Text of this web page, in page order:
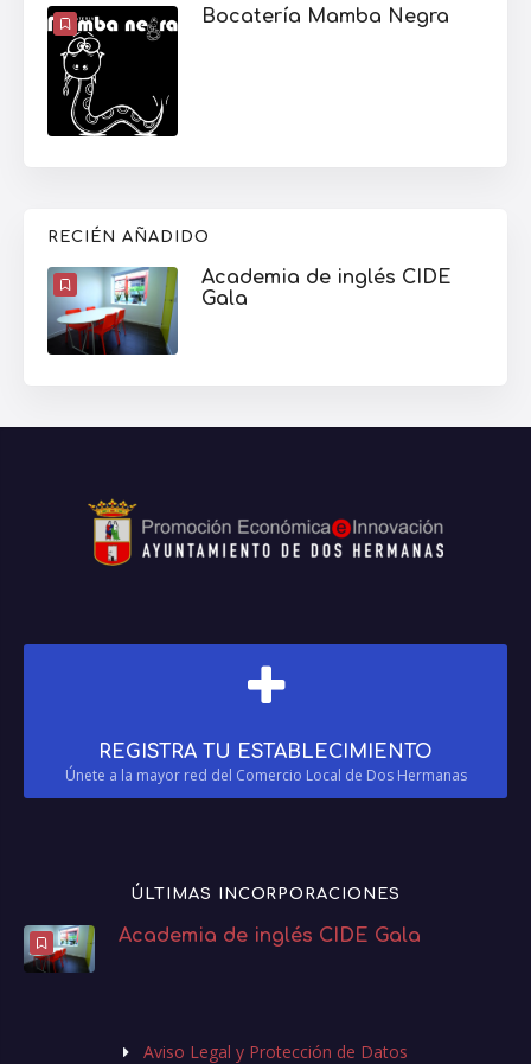
Bocatería Mamba Negra
RECIÉN AÑADIDO
Academia de inglés CIDE
Gala
REGISTRA TU ESTABLECIMIENTO
Únete a la mayor red del Comercio Local de Dos Hermanas
ÚLTIMAS INCORPORACIONES
Academia de inglés CIDE Gala
Aviso Legal y Protección de Datos